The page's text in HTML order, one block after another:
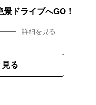
景ドライブへGO！
詳細を見る
る